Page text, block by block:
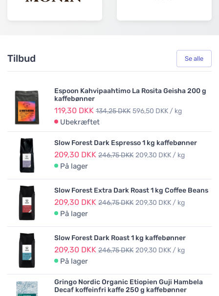
Tilbud Se alle
Espoon Kahvipaahtimo La Rosita Geisha 200 g
kaffebønner
119,30 DKK 134,25 DKK 596,50 DKK / kg
Ubekræftet
Slow Forest Dark Espresso 1 kg kaffebønner
209,30 DKK 246,75 DKK 209,30 DKK / kg
På lager
Slow Forest Extra Dark Roast 1 kg Coffee Beans
209,30 DKK 246,75 DKK 209,30 DKK / kg
På lager
Slow Forest Dark Roast 1 kg kaffebønner
209,30 DKK 246,75 DKK 209,30 DKK / kg
På lager
Gringo Nordic Organic Etiopien Guji Hambela
Decaf koffeinfri kaffe 250 g kaffebønner